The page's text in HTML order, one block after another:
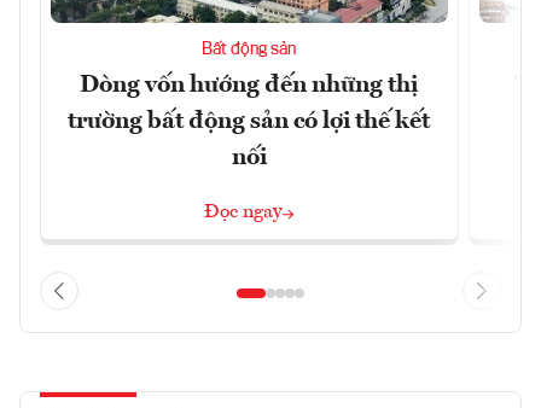
Bất động sản
Dòng vốn hướng đến những thị
trường bất động sản có lợi thế kết
nối
Đọc ngay